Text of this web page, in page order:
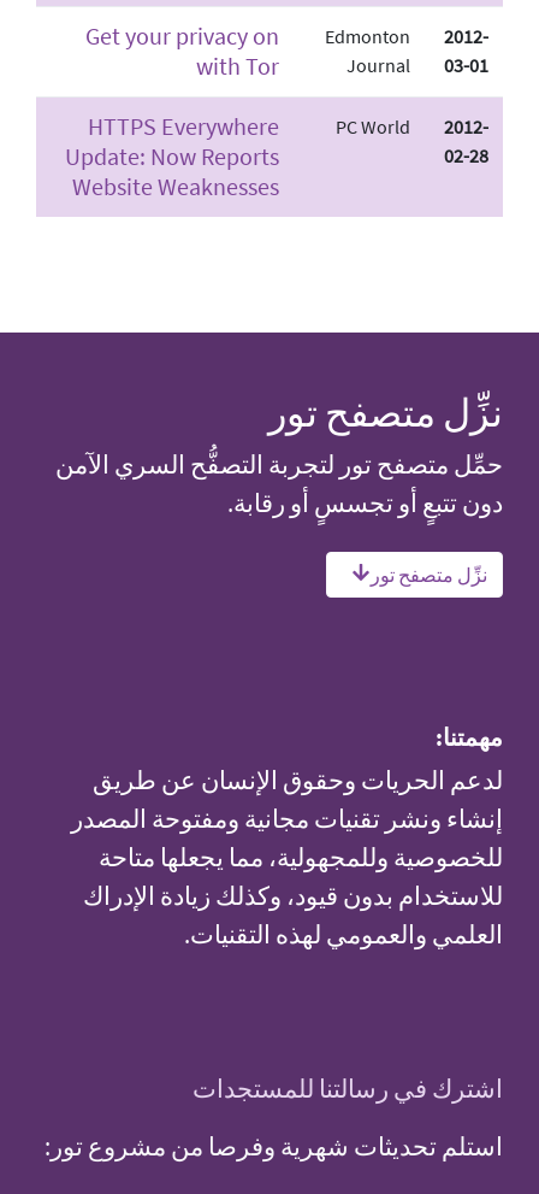
2012-
03-01
Edmonton
Journal
Get your privacy on
with Tor
2012-
02-28
PC World
HTTPS Everywhere
Update: Now Reports
Website Weaknesses
نزِّل متصفح تور
حمِّل متصفح تور لتجربة التصفُّح السري الآمن
دون تتبعٍ أو تجسسٍ أو رقابة.
نزِّل متصفح تور
مهمتنا:
لدعم الحريات وحقوق الإنسان عن طريق
إنشاء ونشر تقنيات مجانية ومفتوحة المصدر
للخصوصية وللمجهولية، مما يجعلها متاحة
للاستخدام بدون قيود، وكذلك زيادة الإدراك
العلمي والعمومي لهذه التقنيات.
اشترك في رسالتنا للمستجدات
استلم تحديثات شهرية وفرصا من مشروع تور: